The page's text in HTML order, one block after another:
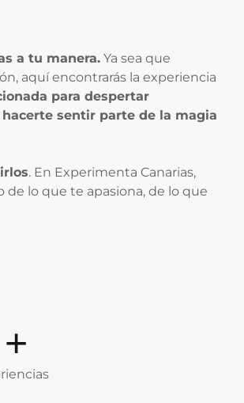
a tu manera. Ya sea que
aquí encontrarás la experiencia
para despertar
hacerte sentir parte de la magia
. En Experimenta Canarias,
lo que te apasiona, de lo que
+